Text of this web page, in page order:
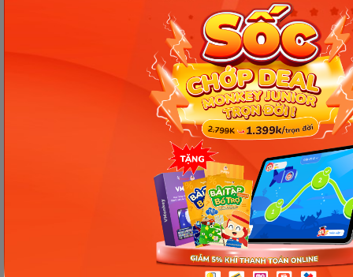
Thông tin trong bài viết được tổng hợp nhằm
mục đích tham khảo và có thể thay đổi mà
không cần báo trước. Quý khách vui lòng
kiểm tra lại qua các kênh chính thức hoặc liên
hệ trực tiếp với đơn vị liên quan để nắm bắt